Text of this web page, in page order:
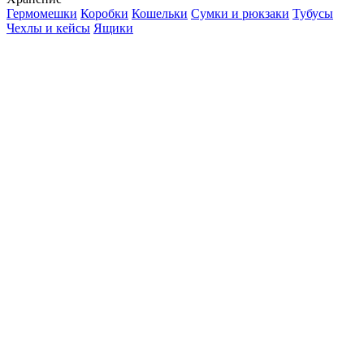
Гермомешки Коробки Кошельки Сумки и рюкзаки Тубусы
Чехлы и кейсы Ящики